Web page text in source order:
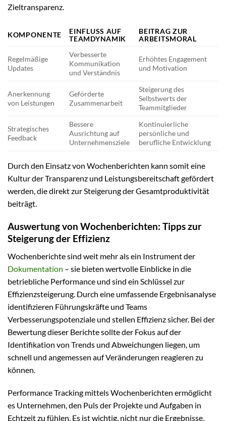
Zieltransparenz.
KOMPONENTE
EINFLUSS AUF
TEAMDYNAMIK
BEITRAG ZUR
ARBEITSMORAL
Regelmäßige
Updates
Verbesserte
Kommunikation
und Verständnis
Erhöhtes Engagement
und Motivation
Anerkennung
von Leistungen
Geförderte
Zusammenarbeit
Steigerung des
Selbstwerts der
Teammitglieder
Strategisches
Feedback
Bessere
Ausrichtung auf
Unternehmensziele
Kontinuierliche
persönliche und
berufliche Entwicklung
Durch den Einsatz von Wochenberichten kann somit eine
Kultur der Transparenz und Leistungsbereitschaft gefördert
werden, die direkt zur Steigerung der Gesamtproduktivität
beiträgt.
Auswertung von Wochenberichten: Tipps zur
Steigerung der Effizienz
Wochenberichte sind weit mehr als ein Instrument der
Dokumentation – sie bieten wertvolle Einblicke in die
betriebliche Performance und sind ein Schlüssel zur
Effizienzsteigerung. Durch eine umfassende Ergebnisanalyse
identifizieren Führungskräfte und Teams
Verbesserungspotenziale und stellen Effizienz sicher. Bei der
Bewertung dieser Berichte sollte der Fokus auf der
Identifikation von Trends und Abweichungen liegen, um
schnell und angemessen auf Veränderungen reagieren zu
können.
Performance Tracking mittels Wochenberichten ermöglicht
es Unternehmen, den Puls der Projekte und Aufgaben in
Echtzeit zu fühlen. Es ist wichtig, nicht nur die Ergebnisse,